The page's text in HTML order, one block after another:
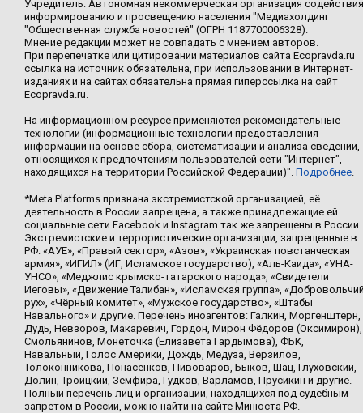
Учредитель: Автономная некоммерческая организация содействия
информированию и просвещению населения "Медиахолдинг
"Общественная служба новостей" (ОГРН 1187700006328).
Мнение редакции может не совпадать с мнением авторов.
При перепечатке или цитировании материалов сайта Ecopravda.ru
ссылка на источник обязательна, при использовании в Интернет-
изданиях и на сайтах обязательна прямая гиперссылка на сайт
Ecopravda.ru.
На информационном ресурсе применяются рекомендательные
технологии (информационные технологии предоставления
информации на основе сбора, систематизации и анализа сведений,
относящихся к предпочтениям пользователей сети "Интернет",
находящихся на территории Российской Федерации)". Подробнее
*Meta Platforms признана экстремистской организацией, её
деятельность в России запрещена, а также принадлежащие ей
социальные сети Facebook и Instagram так же запрещены в России.
Экстремистские и террористические организации, запрещенные в
РФ: «АУЕ», «Правый сектор», «Азов», «Украинская повстанческая
армия», «ИГИЛ» (ИГ, Исламское государство), «Аль-Каида», «УНА-
УНСО», «Меджлис крымско-татарского народа», «Свидетели
Иеговы», «Движение Талибан», «Исламская группа»,
рух», «Чёрный комитет», «Мужское государство», «Штабы
Навального» и другие. Перечень иноагентов: Галкин, Моргенштерн,
Дудь, Невзоров, Макаревич, Гордон, Мирон Фёдоров (Оксимирон),
Смольянинов, Монеточка (Елизавета Гардымова), ФБК,
Навальный, Голос Америки, Дождь, Медуза, Верзилов,
Толоконникова, Понасенков, Пивоваров, Быков, Шац, Глуховский,
Долин, Троицкий, Земфира, Гудков, Варламов, Прусикин и другие.
Полный перечень лиц и организаций, находящихся под судебным
запретом в России, можно найти на сайте Минюста РФ.